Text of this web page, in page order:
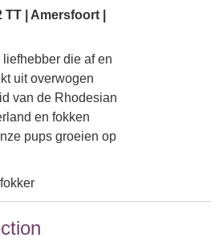
| Amersfoort |
liefhebber die af en
uit overwogen
van de Rhodesian
en fokken
pups groeien op